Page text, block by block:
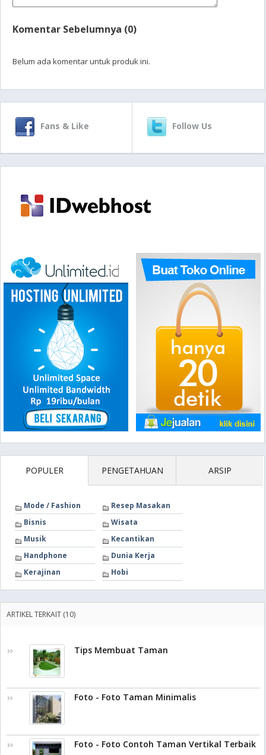
Komentar Sebelumnya (0)
Belum ada komentar untuk produk ini.
Fans & Like Follow Us
POPULER PENGETAHUAN ARSIP
Mode / Fashion
Resep Masakan
Bisnis
Wisata
Musik
Kecantikan
Handphone
Dunia Kerja
Kerajinan
Hobi
ARTIKEL TERKAIT (10)
Tips Membuat Taman
Foto - Foto Taman Minimalis
Foto - Foto Contoh Taman Vertikal Terbaik